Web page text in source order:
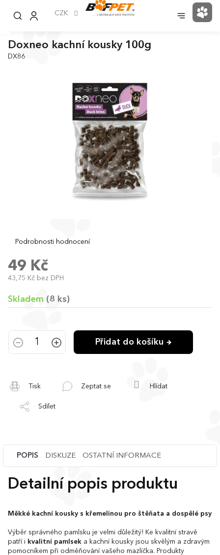
CZK
Doxneo kachní kousky 100g
DX86
Průměrné
produktu
je
0,0
5
hvězdiček.
Podrobnosti hodnocení
49 Kč
43,75 Kč bez DPH
Měrná
Skladem (8 ks)
Přidat do košíku
Tisk Zeptat se Hlídat
Sdílet
POPIS DISKUZE OSTATNÍ INFORMACE
Detailní popis produktu
Měkké kachní kousky s křemelinou pro štěňata a dospělé psy
Výběr správného pamlsku je velmi důležitý! Ke kvalitní stravě
patří i kvalitní pamlsek a kachní kousky jsou skvělým a zdravým
pomocníkem při odměňování vašeho mazlíčka. Produkty